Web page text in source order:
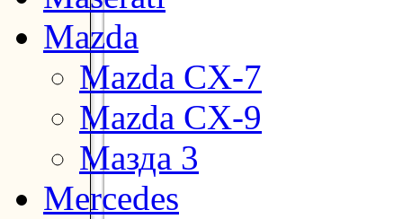
Mazda
Mazda CX-7
Mazda CX-9
Мазда 3
Mercedes